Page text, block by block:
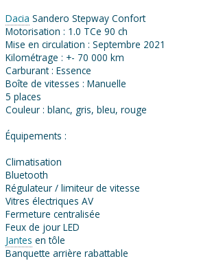
Dacia Sandero Stepway Confort
Motorisation : 1.0 TCe 90 ch
Mise en circulation : Septembre 2021
Kilométrage : +- 70 000 km
Carburant : Essence
Boîte de vitesses : Manuelle
5 places
Couleur : blanc, gris, bleu, rouge
Équipements :
Climatisation
Bluetooth
Régulateur / limiteur de vitesse
Vitres électriques AV
Fermeture centralisée
Feux de jour LED
Jantes en tôle
Banquette arrière rabattable